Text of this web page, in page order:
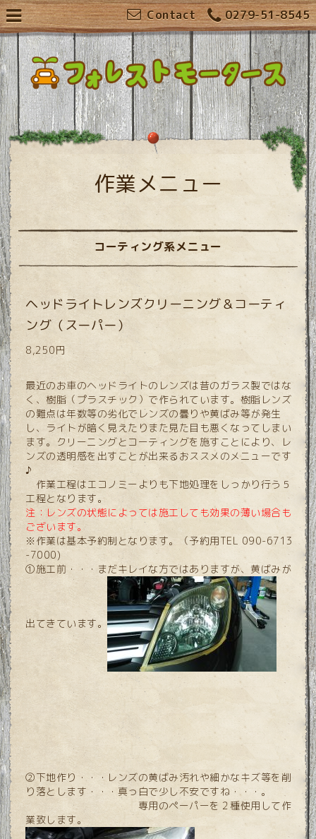
0279-51-8545
Contact
作業メニュー
コーティング系メニュー
ヘッドライトレンズクリーニング＆コーティ
ング（スーパー）
8,250円
最近のお車のヘッドライトのレンズは昔のガラス製ではな
く、樹脂（プラスチック）で作られています。樹脂レンズ
の難点は年数等の劣化でレンズの曇りや黄ばみ等が発生
し、ライトが暗く見えたりまた見た目も悪くなってしまい
ます。クリーニングとコーティングを施すことにより、レ
ンズの透明感を出すことが出来るおススメのメニューです
♪
作業工程はエコノミーよりも下地処理をしっかり行う５
工程となります。
注：レンズの状態によっては施工しても効果の薄い場合も
ございます。
※作業は基本予約制となります。（予約用TEL 090-6713
-7000)
①施工前・・・まだキレイな方ではありますが、黄ばみが
出てきています。
②下地作り・・・レンズの黄ばみ汚れや細かなキズ等を削
り落とします・・・真っ白で少し不安ですね・・・。
専用のペーパーを２種使用して作
業致します。